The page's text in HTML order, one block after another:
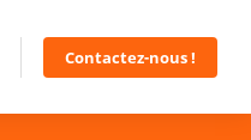
Contactez-nous !